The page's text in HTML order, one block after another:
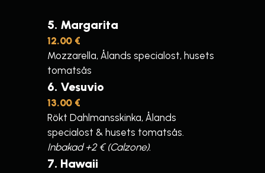
5 Margarita
12.00 €
Mozzarella, Ålands specialost, husets
tomatsås
6 Vesuvio
13.00 €
Rökt Dahlmansskinka, Ålands
specialost & husets tomatsås.
Inbakad +2 € (Calzone).
7 Hawaii